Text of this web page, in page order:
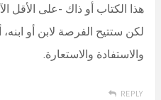
هذا الكتاب أو ذاك -على الأقل
لكن ستتيح الفرصة لابن أو
والاستفادة والاستعارة.
REPLY